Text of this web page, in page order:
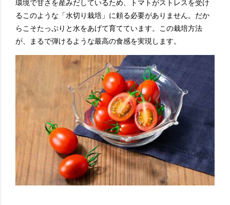
環境で甘さを産みだしているため、トマトがストレスを受け
るこのような「水切り栽培」に頼る必要がありません。だか
らこそたっぷりと水をあげて育てています。この栽培方法
が、まるで弾けるような最高の食感を実現します。